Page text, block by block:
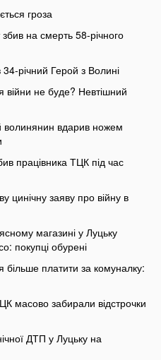
гроза
на смерть 58-річного
річний Герой з Волині
не буде? Невтішний
волинянин вдарив ножем
працівника ТЦК під час
цинічну заяву про війну в
магазині у Луцьку
покупці обурені
більше платити за комуналку:
масово забирали відстрочки
ДТП у Луцьку на